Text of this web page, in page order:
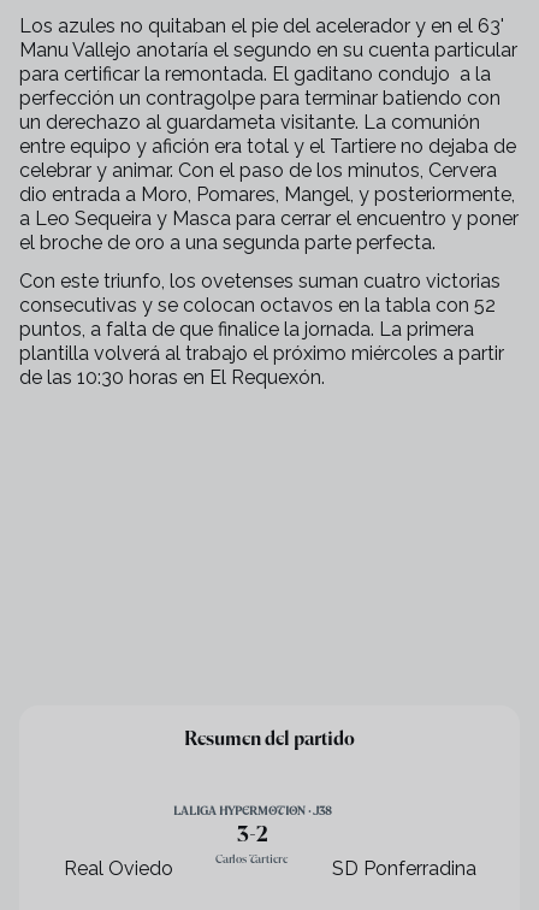
Los azules no quitaban el pie del acelerador y en el 63'
Manu Vallejo anotaría el segundo en su cuenta particular
para certificar la remontada. El gaditano condujo a la
perfección un contragolpe para terminar batiendo con
un derechazo al guardameta visitante. La comunión
entre equipo y afición era total y el Tartiere no dejaba de
celebrar y animar. Con el paso de los minutos, Cervera
dio entrada a Moro, Pomares, Mangel, y posteriormente,
a Leo Sequeira y Masca para cerrar el encuentro y poner
el broche de oro a una segunda parte perfecta.
Con este triunfo, los ovetenses suman cuatro victorias
consecutivas y se colocan octavos en la tabla con 52
puntos, a falta de que finalice la jornada. La primera
plantilla volverá al trabajo el próximo miércoles a partir
de las 10:30 horas en El Requexón.
Resumen del partido
Real Oviedo
LALIGA HYPERMOTION · J38
3-2
Carlos Tartiere SD Ponferradina